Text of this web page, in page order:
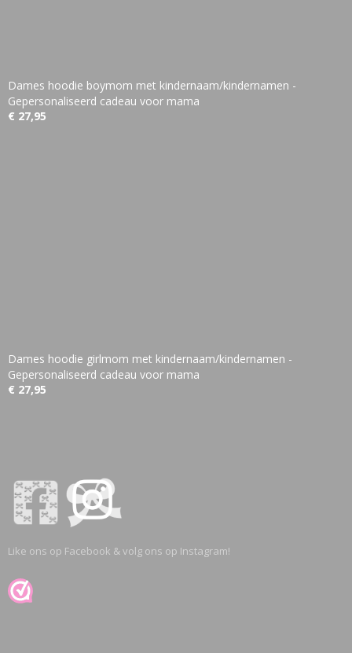
Dames hoodie boymom met kindernaam/kindernamen -
Gepersonaliseerd cadeau voor mama
€ 27,95
Dames hoodie girlmom met kindernaam/kindernamen -
Gepersonaliseerd cadeau voor mama
€ 27,95
Like ons op Facebook & volg ons op Instagram!